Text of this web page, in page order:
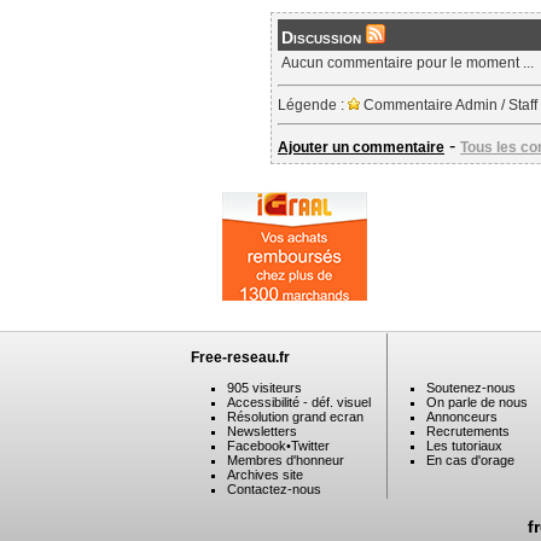
Discussion
Aucun commentaire pour le moment ...
Légende : Commentaire Admin /
Ajouter un commentaire - Tous les
Free-reseau.fr
905 visiteurs
Accessibilité - déf. visuel
Résolution grand ecran
Newsletters
Facebook•Twitter
Membres d'honneur
Archives site
Contactez-nous
Soutenez-nous
On parle de nous
Annonceurs
Recrutements
Les tutoriaux
En cas d'orage